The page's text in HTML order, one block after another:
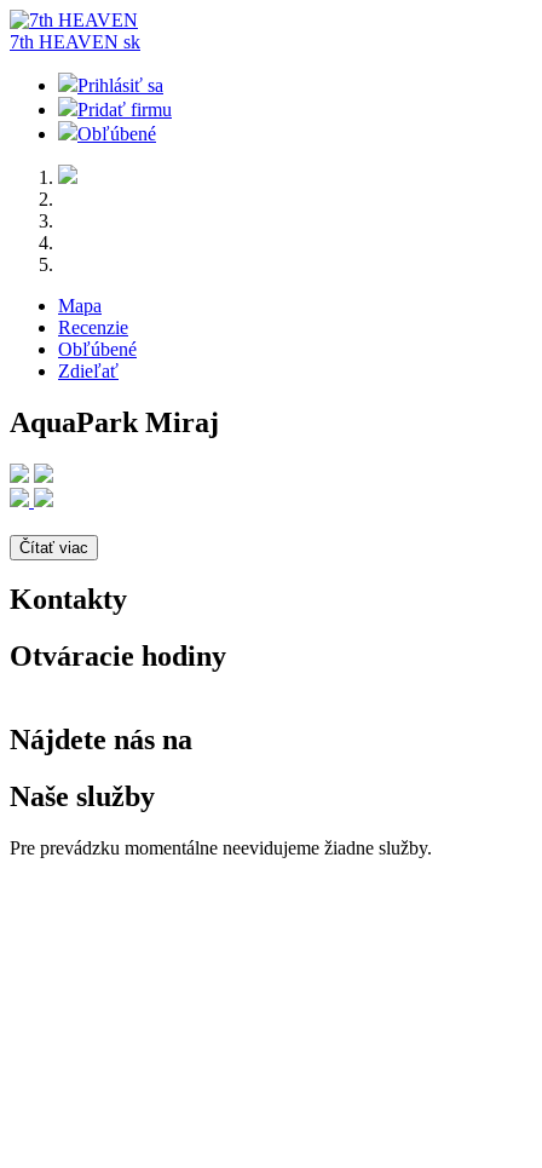
7th HEAVEN sk
Prihlásiť sa
Pridať firmu
Obľúbené
Mapa
Recenzie
Obľúbené
Zdieľať
AquaPark Miraj
Čítať viac
Kontakty
Otváracie hodiny
Nájdete nás na
Naše služby
Pre prevádzku momentálne neevidujeme žiadne služby.